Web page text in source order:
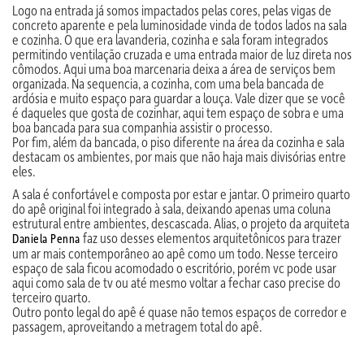
Logo na entrada já somos impactados pelas cores, pelas vigas de
concreto aparente e pela luminosidade vinda de todos lados na sala
e cozinha. O que era lavanderia, cozinha e sala foram integrados
permitindo ventilação cruzada e uma entrada maior de luz direta nos
cômodos. Aqui uma boa marcenaria deixa a área de serviços bem
organizada. Na sequencia, a cozinha, com uma bela bancada de
ardósia e muito espaço para guardar a louça. Vale dizer que se você
é daqueles que gosta de cozinhar, aqui tem espaço de sobra e uma
boa bancada para sua companhia assistir o processo.
Por fim, além da bancada, o piso diferente na área da cozinha e sala
destacam os ambientes, por mais que não haja mais divisórias entre
eles.
A sala é confortável e composta por estar e jantar. O primeiro quarto
do apê original foi integrado à sala, deixando apenas uma coluna
estrutural entre ambientes, descascada. Alias, o projeto da arquiteta
Daniela Penna faz uso desses elementos arquitetônicos para trazer
um ar mais contemporâneo ao apê como um todo. Nesse terceiro
espaço de sala ficou acomodado o escritório, porém vc pode usar
aqui como sala de tv ou até mesmo voltar a fechar caso precise do
terceiro quarto.
Outro ponto legal do apê é quase não temos espaços de corredor e
passagem, aproveitando a metragem total do apê.